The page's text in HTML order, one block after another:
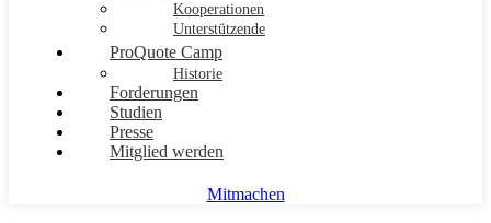
Kooperationen
Unterstützende
ProQuote Camp
Historie
Forderungen
Studien
Presse
Mitglied werden
Mitmachen